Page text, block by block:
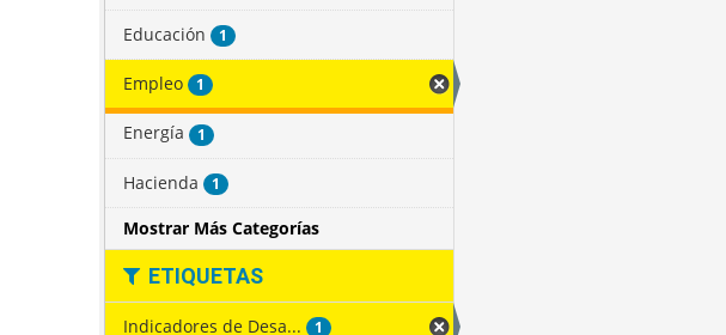
Educación 1
Empleo 1
Energía 1
Hacienda 1
Mostrar Más Categorías
ETIQUETAS
Indicadores de Desa... 1